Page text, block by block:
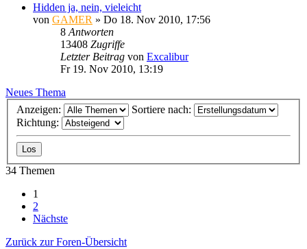
Hidden ja, nein, vieleicht
von GAMER » Do 18. Nov 2010, 17:56
8 Antworten
13408 Zugriffe
Letzter Beitrag von Excalibur
Fr 19. Nov 2010, 13:19
Neues Thema
Anzeigen:
Sortiere nach:
Richtung:
34 Themen
1
2
Nächste
Zurück zur Foren-Übersicht